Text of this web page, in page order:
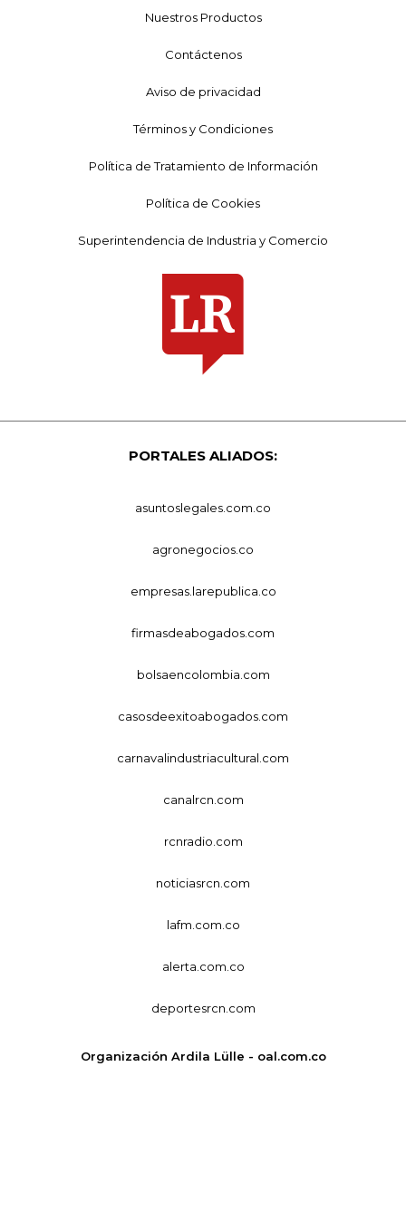
Nuestros Productos
Contáctenos
Aviso de privacidad
Términos y Condiciones
Política de Tratamiento de Información
Política de Cookies
Superintendencia de Industria y Comercio
PORTALES ALIADOS:
asuntoslegales.com.co
agronegocios.co
empresas.larepublica.co
firmasdeabogados.com
bolsaencolombia.com
casosdeexitoabogados.com
carnavalindustriacultural.com
canalrcn.com
rcnradio.com
noticiasrcn.com
lafm.com.co
alerta.com.co
deportesrcn.com
Organización Ardila Lülle - oal.com.co